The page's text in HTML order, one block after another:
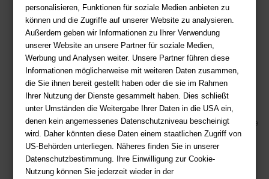
personalisieren, Funktionen für soziale Medien anbieten zu
können und die Zugriffe auf unserer Website zu analysieren.
Außerdem geben wir Informationen zu Ihrer Verwendung
unserer Website an unsere Partner für soziale Medien,
Werbung und Analysen weiter. Unsere Partner führen diese
Informationen möglicherweise mit weiteren Daten zusammen,
die Sie ihnen bereit gestellt haben oder die sie im Rahmen
Ihrer Nutzung der Dienste gesammelt haben. Dies schließt
unter Umständen die Weitergabe Ihrer Daten in die USA ein,
denen kein angemessenes Datenschutzniveau bescheinigt
wird. Daher könnten diese Daten einem staatlichen Zugriff von
US-Behörden unterliegen. Näheres finden Sie in unserer
Datenschutzbestimmung. Ihre Einwilligung zur Cookie-
Nutzung können Sie jederzeit wieder in der
Sie haben Fragen? Hier finden Sie Antworten auf häufig gestellte
Fragen.
Fragen per E-Mail: service@deutsche-buchhandlung.de
Telefon: +49 (0)511 - 982 684 41
Ihre Vorteile bei uns
Kostenloser Versand ab 36,- EUR Bestellwert
Sicherer Online Shop und Zahlung mit SSL-Verschlüsselung
Viele Zahlungsmethoden wie PayPal, Amazon Payment, Vorkasse
Zahlweisen